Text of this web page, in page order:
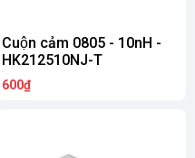
Cuộn cảm 0805 - 10nH -
HK212510NJ-T
600₫